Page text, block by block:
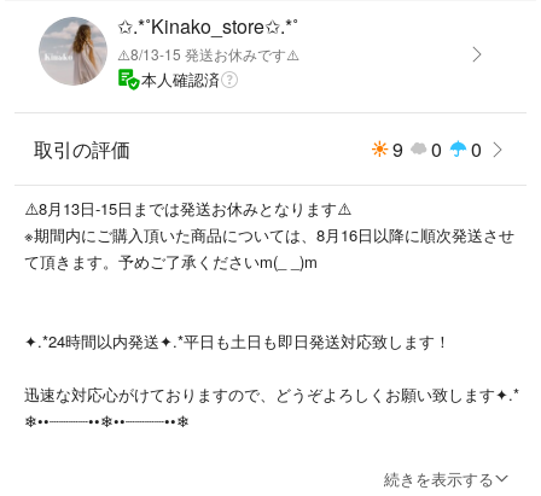
新品未使用品です。
即購入OK！
※送料の都合上、コンパクトに梱包して発送させていただきます。
275
✩.*˚Kinako_store✩.*˚
⚠️8/13-15 発送お休みです⚠️
本人確認済
取引の評価 9 0 0
⚠️8月13日-15日までは発送お休みとなります⚠️
※期間内にご購入頂いた商品については、8月16日以降に順次発送させ
て頂きます。予めご了承くださいm(_ _)m
✦.*24時間以内発送✦.*平日も土日も即日発送対応致します！
迅速な対応心がけておりますので、どうぞよろしくお願い致します✦.*
❄︎••┈┈┈┈••❄︎••┈┈┈┈••❄︎
続きを表示する